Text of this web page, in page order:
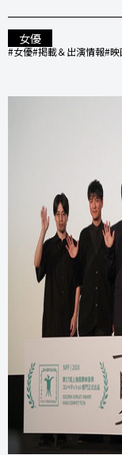
女優
#女優#掲載＆出演情報#映